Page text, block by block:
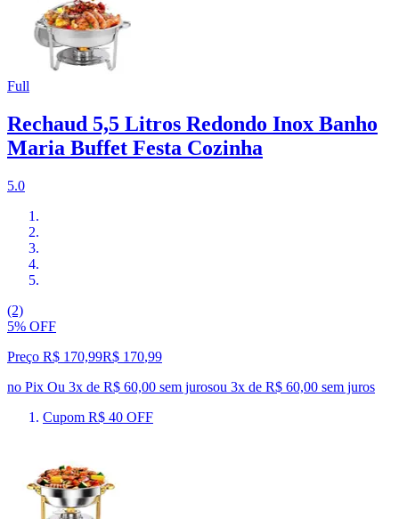
Full
Rechaud 5,5 Litros Redondo Inox Banho
Maria Buffet Festa Cozinha
5.0
(2)
5% OFF
Preço R$ 170,99R$ 170,99
no Pix Ou 3x de R$ 60,00 sem jurosou 3x de R$ 60,00 sem juros
Cupom R$ 40 OFF